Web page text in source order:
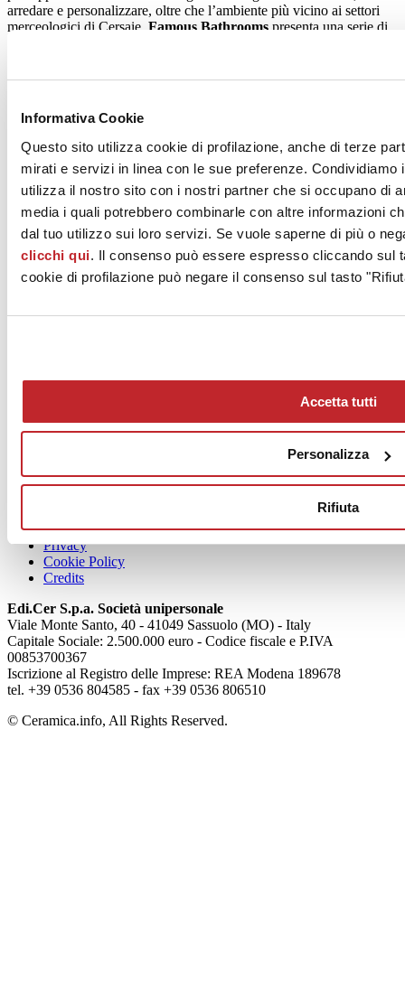
Informativa Cookie
Questo sito utilizza cookie di profilazione, anche di terze
mirati e servizi in linea con le sue preferenze.
utilizza il nostro sito con i nostri partner che si occupano di
media i quali potrebbero combinarle con altre informazioni
dal tuo utilizzo sui loro servizi. Se vuole saperne di più o
clicchi qui. Il consenso può essere espresso cliccando sul
cookie di profilazione può negare il consenso sul tasto
Accetta tutti
Personalizza
Rifiuta
arredare e personalizzare, oltre che l’ambiente più vicino ai settori
merceologici di Cersaie, Famous Bathrooms presenta una serie di
Lo scorso anno ad essere premiate sono state
Spa
con il prodotto , Mosaico+con Nuova Gamma
Decoratori Bassanesicon il prodottoSegments . Tra le aziende
dell’arredobagno hanno vintoStella RubinetterieconSimple,
ArbluconSistema Pietrablu eDukaconNatura 4000. Le
menzioni speciali sono andate a
41zero42
(nel settore della
ceramica) e aPba SpaconAusili a scomparsa(settore
arredobagno).
Settembre 2019
News
Articoli
Mog 231/01
Privacy
Cookie Policy
Credits
Edi.Cer S.p.a. Società unipersonale
Viale Monte Santo, 40 - 41049 Sassuolo (MO) - Italy
Capitale Sociale: 2.500.000 euro - Codice fiscale e P.IVA
00853700367
Iscrizione al Registro delle Imprese: REA Modena 189678
tel. +39 0536 804585 - fax +39 0536 806510
© Ceramica.info, All Rights Reserved.